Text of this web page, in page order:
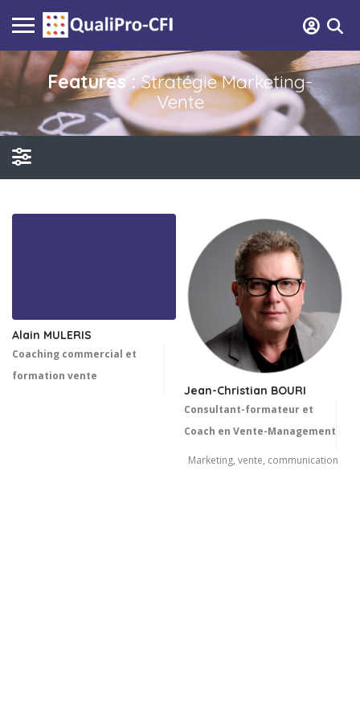
Features :Stratégie Marketing-
Vente
Alain MULERIS
Coaching commercial et
formation vente
Jean-Christian BOURI
Consultant-formateur et
Coach en Vente-Management
Marketing, vente, communication